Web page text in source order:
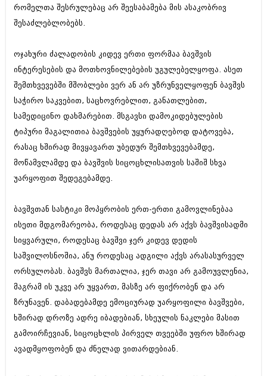
აგვისტო 2018 (162)
ივლისი 2018 (223)
აპრილი 2018 (194)
მარტი 2018 (256)
თებერვალი 2018 (208)
დეკემბერი 2017 (243)
ნოემბერი 2017 (212)
ოქტომბერი 2017 (231)
სექტემბერი 2017 (261)
აგვისტო 2017 (212)
ივლისი 2017 (233)
ივნისი 2017 (265)
მარტი 2017 (212)
თებერვალი 2017 (205)
იანვარი 2017 (246)
ნოემბერი 2016 (207)
ოქტომბერი 2016 (257)
სექტემბერი 2016 (224)
აგვისტო 2016 (258)
ივლისი 2016 (211)
ივნისი 2016 (221)
მაისი 2016 (261)
აპრილი 2016 (215)
ივლისი 2020 (204)
ივნისი 2020 (249)
რომელთა შესრულებაც არ შეესაბამება მის ასაკობრივ
შესაძლებლობებს.
ოჯახური ძალადობის კიდევ ერთი ფორმაა ბავშვის
ინტერესების და მოთხოვნილებების უგულებელყოფა. ასეთ
შემთხვევებში მშობლები ვერ ან არ უზრუნველყოფენ ბავშვს
საჭირო საკვებით, საცხოვრებლით, განათლებით,
სამედიცინო დახმარებით. მსგავსი დამოკიდებულების
ტიპური მაგალითია ბავშვების უყურადღებოდ დატოვება,
რასაც ხშირად მივყავართ უბედურ შემთხვევებამდე,
მოწამვლამდე და ბავშვის სიცოცხლისათვის საშიშ სხვა
უარყოფით შედეგებამდე.
ბავშვთან სასტიკი მოპყრობის ერთ-ერთი გამოვლინებაა
ისეთი მდგომარეობა, როდესაც დედას არ აქვს ბავშვისადმი
სიყვარული, როდესაც ბავშვი ჯერ კიდევ დედის
საშვილოსნოშია, ანუ როდესაც ადგილი აქვს არასასურველ
ორსულობას. ბავშვს მართალია, ჯერ თავი არ გამოუვლენია,
მაგრამ ის უკვე არ უყვართ, მასზე არ ფიქრობენ და არ
ზრუნავენ. დაბადებამდე ემოციურად უარყოფილი ბავშვები,
ხშირად დროზე ადრე იბადებიან, სხეულის ნაკლები მასით
გამოირჩევიან, სიცოცხლის პირველ თვეებში უფრო ხშირად
ავადმყოფობენ და ძნელად ვითარდებიან.